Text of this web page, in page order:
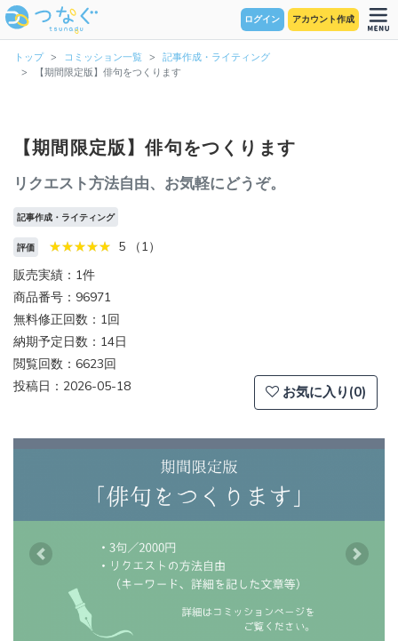
ログイン アカウント作成
トップ コミッション一覧
記事作成・ライティング
【期間限定版】俳句をつくります
【期間限定版】俳句をつくります
リクエスト方法自由、お気軽にどうぞ。
記事作成・ライティング
評価
5 （1）
販売実績：1件
商品番号：96971
無料修正回数：1回
納期予定日数：14日
閲覧回数：6623回
投稿日：2026-05-18
お気に入り(0)
Previous Next